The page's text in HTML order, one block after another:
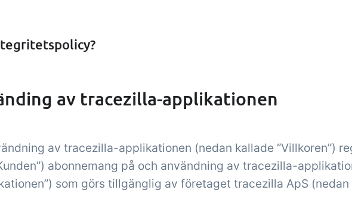
Kontroller
kritiska kontrollpunkter
integrerade i din
rapporter och inbäddad
dashboard!
av tracezilla-applikationen
av tracezilla-applikationen (nedan kallade “Villkoren”)
abonnemang på och användning av tracezilla-
som görs tillgänglig av företaget tracezilla ApS (nedan